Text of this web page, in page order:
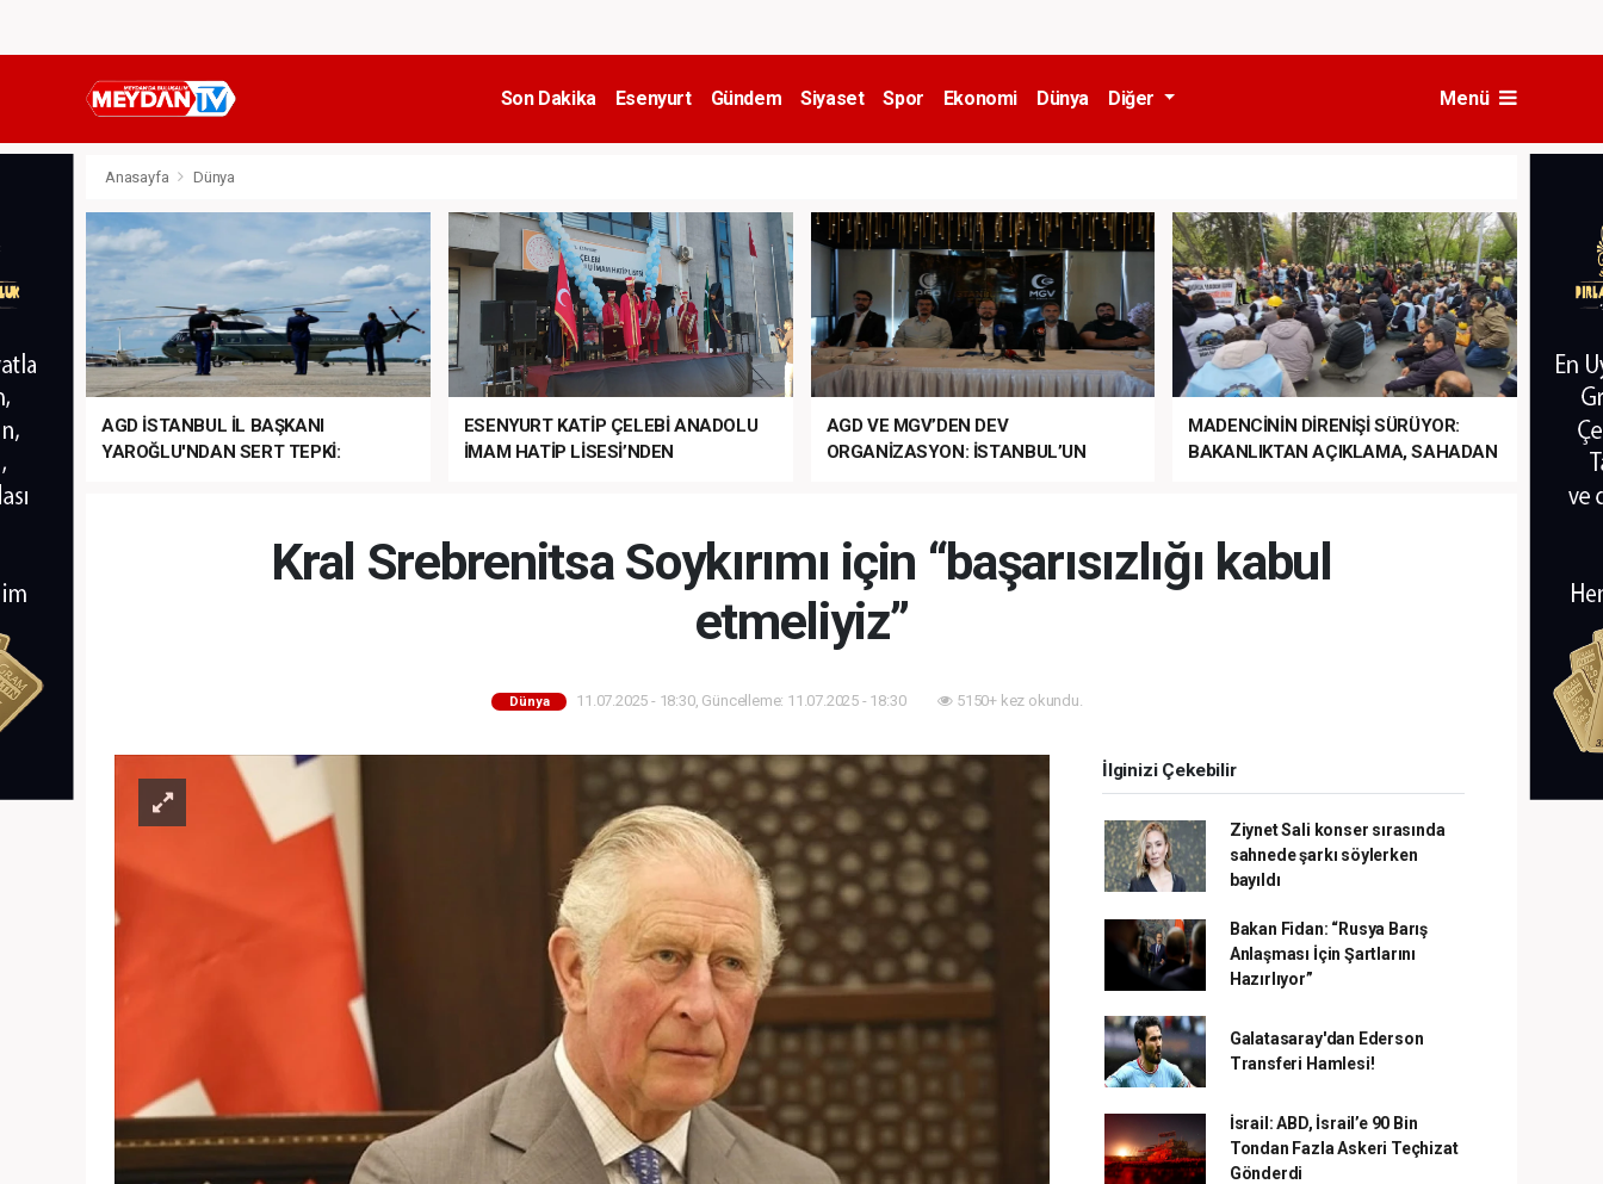
Son Dakika Esenyurt Gündem Siyaset Spor Ekonomi Dünya Diğer Menü
Anasayfa Dünya
AGD İSTANBUL İL BAŞKANI
YAROĞLU'NDAN SERT TEPKİ:
ESENYURT KATİP ÇELEBİ ANADOLU
İMAM HATİP LİSESİ’NDEN
AGD VE MGV’DEN DEV
ORGANİZASYON: İSTANBUL’UN
MADENCİNİN DİRENİŞİ SÜRÜYOR:
BAKANLIKTAN AÇIKLAMA, SAHADAN
Kral Srebrenitsa Soykırımı için “başarısızlığı kabul
etmeliyiz”
Dünya 11.07.2025 - 18:30, Güncelleme: 11.07.2025 - 18:30 5150+ kez okundu.
İlginizi Çekebilir
Ziynet Sali konser sırasında
sahnede şarkı söylerken
bayıldı
Bakan Fidan: “Rusya Barış
Anlaşması İçin Şartlarını
Hazırlıyor”
Galatasaray'dan Ederson
Transferi Hamlesi!
İsrail: ABD, İsrail’e 90 Bin
Tondan Fazla Askeri Teçhizat
Gönderdi